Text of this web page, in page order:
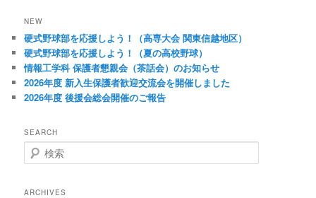
NEW
硬式野球部を応援しよう！（高専大会 関東信越地区）
硬式野球部を応援しよう！（夏の高校野球）
情報工学科 保護者懇親会（茶話会）のお知らせ
2026年度 新入生保護者歓迎交流会を開催しました
2026年度 後援会総会開催のご報告
SEARCH
検
索
ARCHIVES